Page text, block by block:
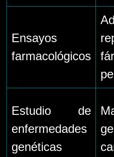
Ensayos
farmacológicos
Estudio de
enfermedades
genéticas